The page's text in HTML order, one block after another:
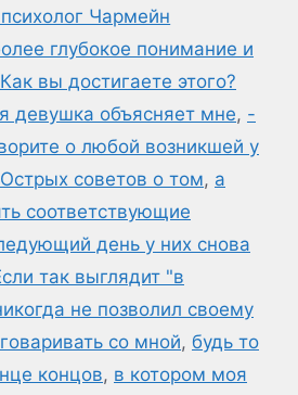
Чармейн
глубокое понимание и
вы достигаете этого?
девушка объясняет мне, -
о любой возникшей у
советов о том, а
соответствующие
день у них снова
так выглядит "в
не позволил своему
со мной, будь то
концов, в котором моя